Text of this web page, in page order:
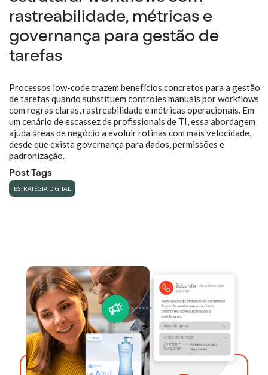
rastreabilidade, métricas e
governança para gestão de
tarefas
Processos low-code trazem benefícios concretos para a gestão
de tarefas quando substituem controles manuais por workflows
com regras claras, rastreabilidade e métricas operacionais. Em
um cenário de escassez de profissionais de TI, essa abordagem
ajuda áreas de negócio a evoluir rotinas com mais velocidade,
desde que exista governança para dados, permissões e
padronização.
Post Tags
ESTRATÉGIA DIGITAL